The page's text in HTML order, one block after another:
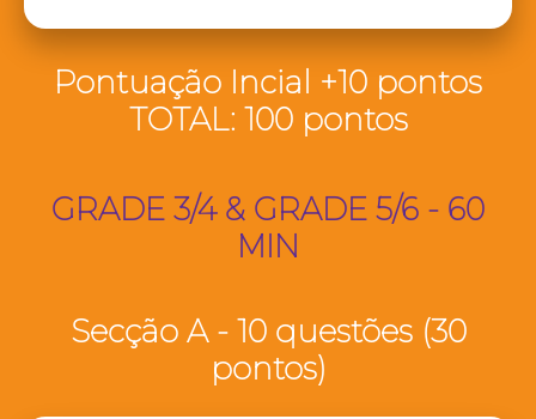
Pontuação Incial +10 pontos
TOTAL: 100 pontos
GRADE 3/4 & GRADE 5/6 - 60
MIN
Secção A - 10 questões (30
pontos)